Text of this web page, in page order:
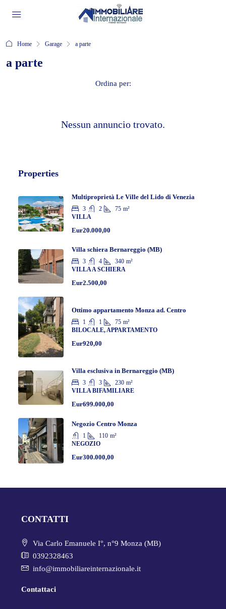
Home Garage a parte
a parte
Ordina per:
Nessun annuncio trovato.
Properties
Multiproprietà Le Ville del Lido di Venezia
3 2 75 m²
VILLA
Eur20.000,00
Villa schiera Bernareggio (MB)
3 4 340 m²
VILLA A SCHIERA
Eur2.500,00
Ottimo appartamento Monza ad. Centro
1 1 75 m²
BILOCALE, APPARTAMENTO
Eur920,00
Villa esclusiva in Bernareggio (MB)
3 3 230 m²
VILLA BIFAMILIARE
Eur699.000,00
Negozio Centro Monza
1 110 m²
NEGOZIO
Eur300.000,00
CONTATTI
Via Carlo Emanuele I°, n°9 Monza (MB)
0392328463
info@immobiliareinternazionale.it
Contattaci